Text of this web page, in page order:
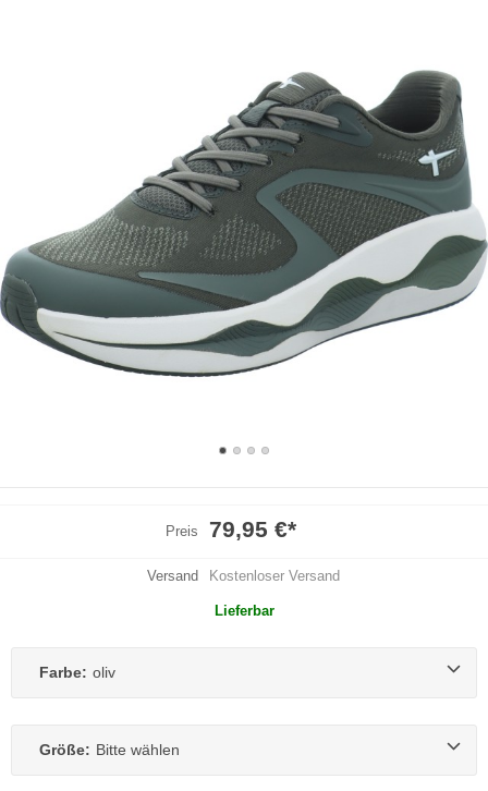
Preis 79,95 €*
Versand Kostenloser Versand
Lieferbar
Farbe: oliv
Größe: Bitte wählen